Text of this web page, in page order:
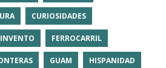
CURIOSIDADES
FERROCARRIL
GUAM HISPANIDAD